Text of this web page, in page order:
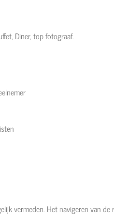
Diner, top fotograaf.
vermeden. Het navigeren van